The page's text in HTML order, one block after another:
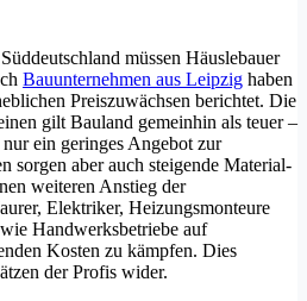
müssen Häuslebauer
Bauunternehmen aus Leipzig haben
Preiszuwächsen berichtet. Die
gilt Bauland gemeinhin als teuer –
ein geringes Angebot zur
sorgen aber auch steigende Material-
weiteren Anstieg der
Elektriker, Heizungsmonteure
wie Handwerksbetriebe auf
Kosten zu kämpfen. Dies
der Profis wider.